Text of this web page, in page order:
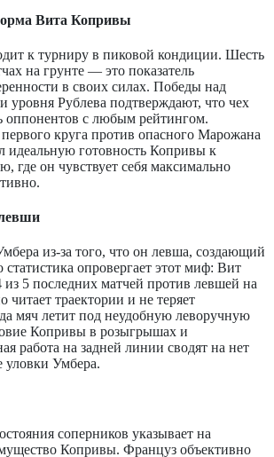
Вита Копривы
к турниру в пиковой кондиции. Шесть
на грунте — это показатель
в своих силах. Победы над
уровня Рублева подтверждают, что чех
оппонентов с любым рейтингом.
круга против опасного Марожана
идеальную готовность Копривы к
где он чувствует себя максимально
из-за того, что он левша, создающий
статистика опровергает этот миф: Вит
5 последних матчей против левшей на
читает траектории и не теряет
мяч летит под неудобную леворучную
Копривы в розыгрышах и
работа на задней линии сводят на нет
уловки Умбера.
соперников указывает на
Копривы. Француз объективно